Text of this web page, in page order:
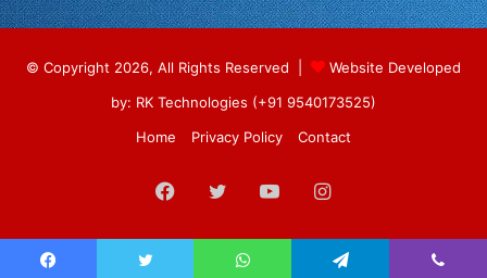
© Copyright 2026, All Rights Reserved |
Website Developed
by: RK Technologies (+91 9540173525)
Home
Privacy Policy Contact
Facebook
TwitterYouTubeInstagram